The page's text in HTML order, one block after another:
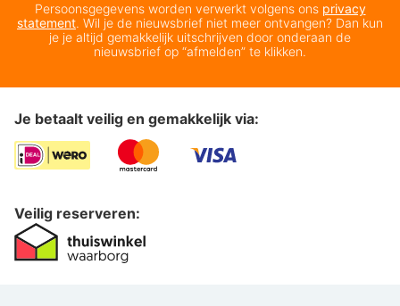
Persoonsgegevens worden verwerkt volgens ons privacy
statement. Wil je de nieuwsbrief niet meer ontvangen? Dan kun
je je altijd gemakkelijk uitschrijven door onderaan de
nieuwsbrief op “afmelden” te klikken.
Je betaalt veilig en gemakkelijk via:
Veilig reserveren: